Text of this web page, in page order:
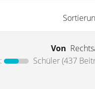
Von
Schüler(437